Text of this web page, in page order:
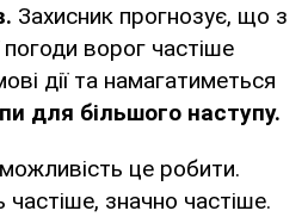
Захисник прогнозує, що з
ворог частіше
дії та намагатиметься
для більшого наступу.
це робити.
значно частіше.